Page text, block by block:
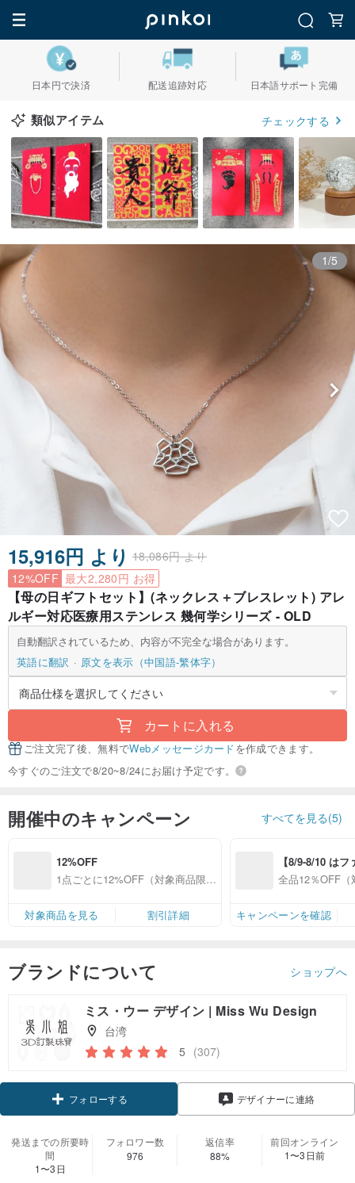
日本円で決済 配送追跡対応 日本語サポート完備
類似アイテム チェックする
1/5
15,916円 より 18,086円 より
12%OFF 最大2,280円 お得
【母の日ギフトセット】(ネックレス＋ブレスレット) アレ
ルギー対応医療用ステンレス 幾何学シリーズ - OLD
自動翻訳されているため、内容が不完全な場合があります。
英語に翻訳
原文を表示（中国語-繁体字）
カートに入れる
ご注文完了後、無料でWebメッセージカードを作成できます。
今すぐのご注文で8/20~8/24にお届け予定です。
開催中のキャンペーン すべてを見る(5)
12%OFF
1点ごとに12%OFF（対象商品限
対象商品を見る
割引詳細
【8/9-8/10 は
員感謝デー】対
全品12％OFF（
キャンペーンを確認
ブランドについて ショップへ
ミス・ウー デザイン | Miss Wu Design
台湾
5 (307)
フォローする
デザイナーに連絡
発送までの所要時
間
1〜3日
フォロワー数
976
返信率
88%
前回オンライン
1〜3日前